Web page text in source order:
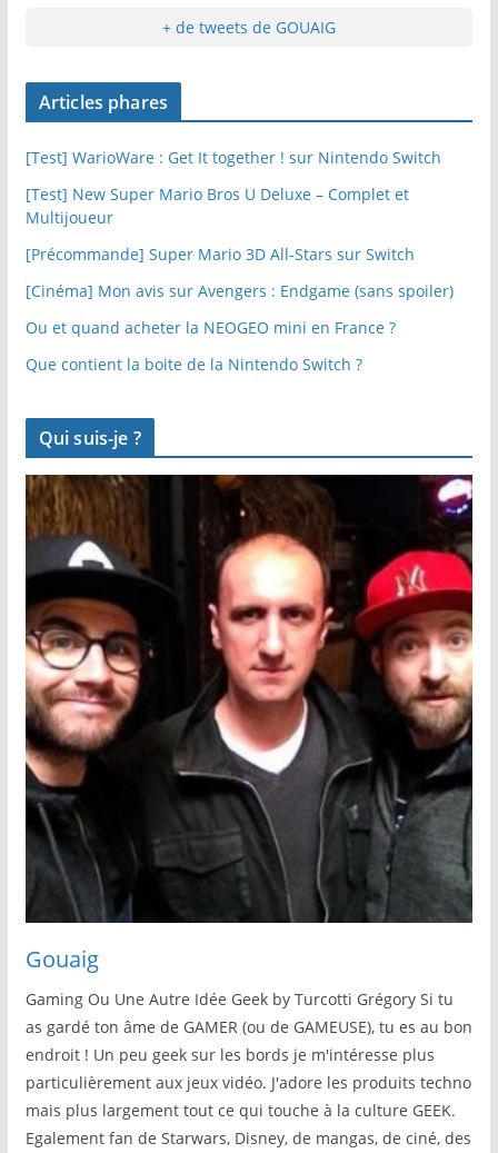
+ de tweets de GOUAIG
Articles phares
[Test] WarioWare : Get It together ! sur Nintendo Switch
[Test] New Super Mario Bros U Deluxe – Complet et
Multijoueur
[Précommande] Super Mario 3D All-Stars sur Switch
[Cinéma] Mon avis sur Avengers : Endgame (sans spoiler)
Ou et quand acheter la NEOGEO mini en France ?
Que contient la boite de la Nintendo Switch ?
Qui suis-je ?
Gouaig
Gaming Ou Une Autre Idée Geek by Turcotti Grégory Si tu
as gardé ton âme de GAMER (ou de GAMEUSE), tu es au bon
endroit ! Un peu geek sur les bords je m'intéresse plus
particulièrement aux jeux vidéo. J'adore les produits techno
mais plus largement tout ce qui touche à la culture GEEK.
Egalement fan de Starwars, Disney, de mangas, de ciné, des